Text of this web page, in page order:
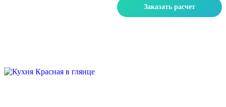
Заказать расчет